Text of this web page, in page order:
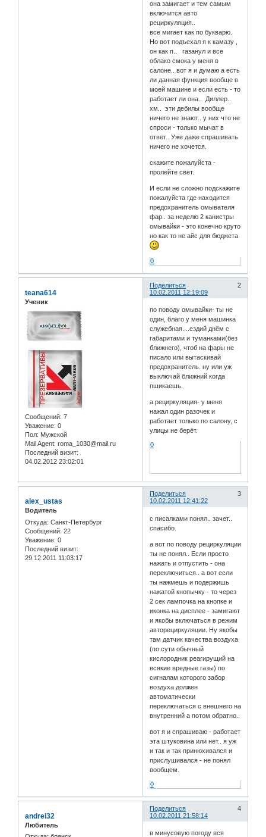
она замигает и тем самым
включится авто
рециркуляция..
все мигает как по букварю.
Но вот подъехал я к камазу ,
он как п.. газанул и все
облако смока у меня в
салоне.. вот я и думаю а есть
ли данная функция вообще в
моей машине и если есть - то
работает ли она.. Диллер..
хм.. эти дебилы вообще
ничего не знают.. у них что не
спроси - только мычат в
ответ.. Уже даже спрашивать
ничего не хочется.
скажите пожалуйста -
пролейте свет.
И если не сложно подскажите
пожалуйста где находится
предохранитель омывателя
фар.. за неделю 2 канистры
омывайки - это конечно круто
но как то не айс для бюджета
0
Поделиться
2
10.02.2011 12:19:09
teana614
Ученик
Сообщений: 7
Уважение: 0
Пол: Мужской
Mail Agent: roma_1030@mail.ru
Последний визит:
04.02.2012 23:02:01
по поводу омывайки- ты не
один, благо у меня машинка
служебная....ездий днём с
габаритами и туманками(без
ближнего), чтоб на фары не
писало или вытаскивай
предохранитель. ну или уж
выключай ближний когда
пшикаешь.
а рециркуляция- у меня
нажал один разочек и
работает только по салону, с
улицы не берёт.
0
Поделиться
3
10.02.2011 12:41:22
alex_ustas
Водитель
Откуда: Санкт-Петербург
Сообщений: 22
Уважение: 0
Последний визит:
29.12.2011 11:03:17
с писалками понял.. зачет..
спасибо.
а вот по поводу рециркуляции
ты не понял.. Если просто
нажать и отпустить - она
переключиться.. а вот если
ты нажмешь и подержишь
нажатой кнопычку - то через
2 сек лампочка на кнопке и
иконка на дисплее - замигают
и якобы включаться в режим
авторециркуляции. Ну якобы
там датчик качества воздуха
(по сути обычный
кислородник реагирущий на
всякие вредные газы) по
сигналам которого забор
воздуха должен
автоматически
переключаться с внешнего на
внутренний а потом обратно..
вот я и спрашиваю - работает
эта штуковина или нет.. я уж
и так и так принюхивался и
прислушивался - не понял
вообщем.
0
Поделиться
4
10.02.2011 21:58:14
andrei32
Любитель
в минусовую погоду вся